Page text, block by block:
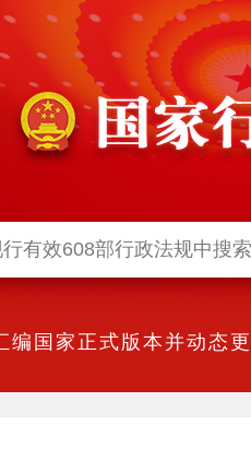
编国家正式版本并动态